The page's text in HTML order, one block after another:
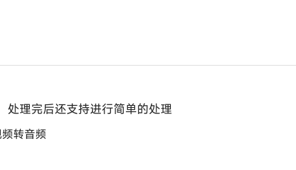
处理完后还支持进行简单的处理
转音频